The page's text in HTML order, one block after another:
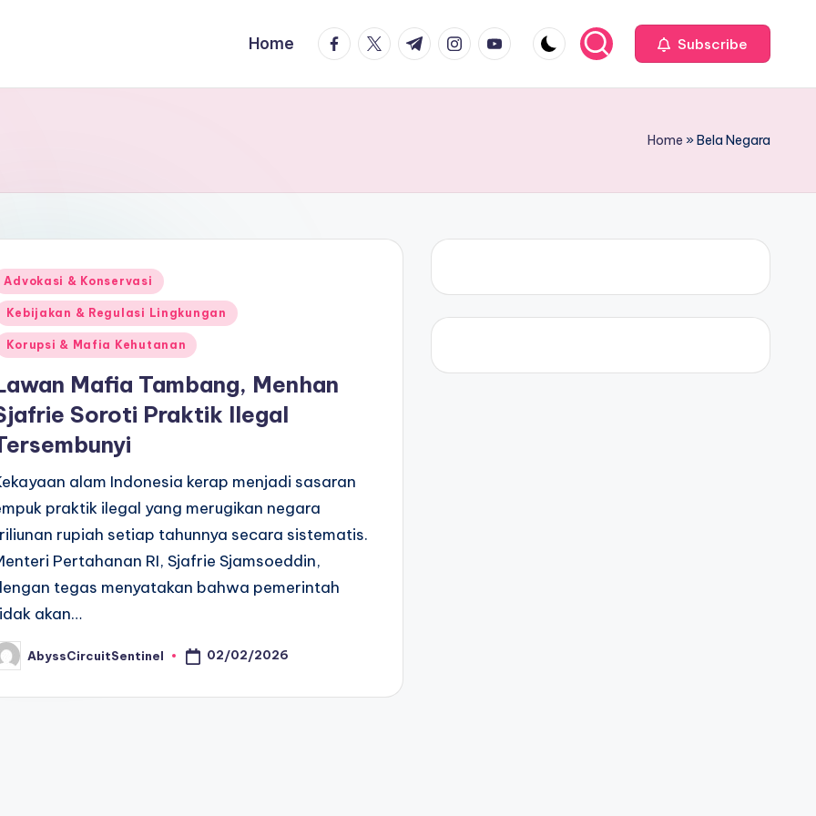
Home facebook.com
twitter.com
t.me instagram.com
youtube.com Subscribe
Home »Bela Negara
Advokasi & Konservasi
Kebijakan & Regulasi Lingkungan
Korupsi & Mafia Kehutanan
Mafia Tambang, Menhan
Soroti Praktik Ilegal
alam Indonesia kerap menjadi sasaran
praktik ilegal yang merugikan negara
rupiah setiap tahunnya secara sistematis.
Pertahanan RI, Sjafrie Sjamsoeddin,
tegas menyatakan bahwa pemerintah
akan…
AbyssCircuitSentinel 02/02/2026